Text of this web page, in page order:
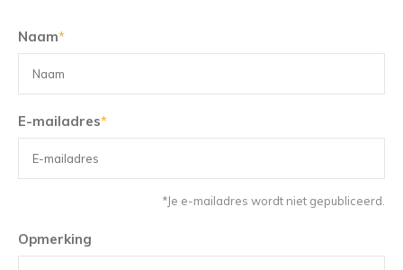
Naam*
E-mailadres*
*Je e-mailadres wordt niet gepubliceerd.
Opmerking